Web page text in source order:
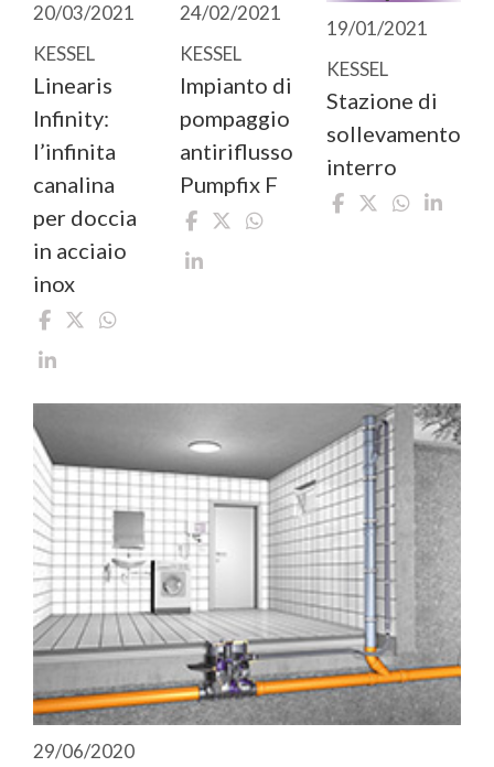
20/03/2021
KESSEL
Linearis
Infinity:
l’infinita
canalina
per doccia
in acciaio
inox
24/02/2021
KESSEL
Impianto di
pompaggio
antiriflusso
Pumpfix F
19/01/2021
KESSEL
Stazione di
sollevamento
interro
29/06/2020